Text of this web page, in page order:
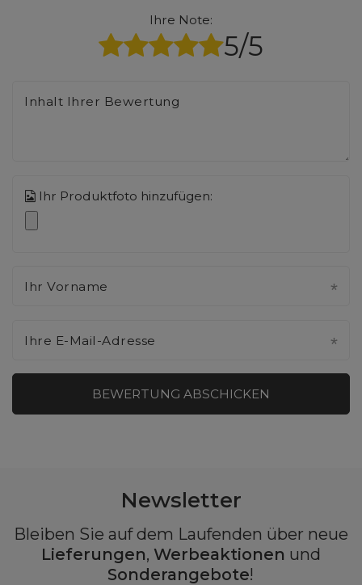
Ihre Note:
5/5
Inhalt Ihrer Bewertung
Ihr Produktfoto hinzufügen:
Ihr Vorname
Ihre E-Mail-Adresse
BEWERTUNG ABSCHICKEN
Newsletter
Bleiben Sie auf dem Laufenden über neue
Lieferungen, Werbeaktionen und
Sonderangebote!